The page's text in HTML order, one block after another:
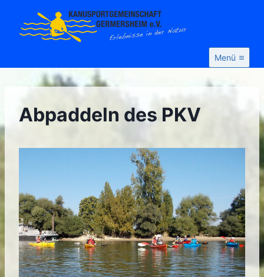
Inhalt
springen
Menü
Abpaddeln des PKV